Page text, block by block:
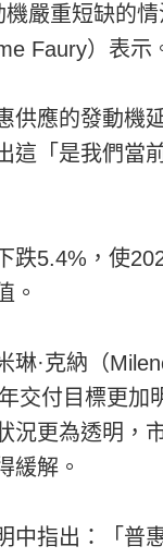
嚴重短缺的
Faury）表示
供應的發動機
這「是我們當
跌5.4%，使
。
琳·克納（
交付目標更加
況更為透明，
緩解。
中指出：「普